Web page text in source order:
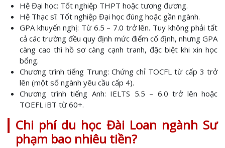
Hệ Đại học: Tốt nghiệp THPT hoặc tương đương.
Hệ Thạc sĩ: Tốt nghiệp Đại học đúng hoặc gần ngành.
GPA khuyến nghị: Từ 6.5 – 7.0 trở lên. Tuy không phải tất
cả các trường đều quy định mức điểm cố định, nhưng GPA
càng cao thì hồ sơ càng cạnh tranh, đặc biệt khi xin học
bổng.
Chương trình tiếng Trung: Chứng chỉ TOCFL từ cấp 3 trở
lên (một số ngành yêu cầu cấp 4).
Chương trình tiếng Anh: IELTS 5.5 – 6.0 trở lên hoặc
TOEFL iBT từ 60+.
Chi phí du học Đài Loan ngành Sư
phạm bao nhiêu tiền?